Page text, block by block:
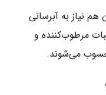
نیاز به آبرسانی
مرطوب‌کننده و
می‌شوند.